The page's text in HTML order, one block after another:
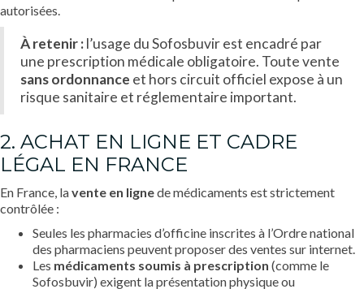
autorisées.
À retenir :l’usage du Sofosbuvir est encadré par
une prescription médicale obligatoire. Toute vente
sans ordonnance et hors circuit officiel expose à un
risque sanitaire et réglementaire important.
2. ACHAT EN LIGNE ET CADRE
LÉGAL EN FRANCE
En France, lavente en lignede médicaments est strictement
contrôlée :
Seules les pharmacies d’officine inscrites à l’Ordre national
des pharmaciens peuvent proposer des ventes sur internet.
Les médicaments soumis à prescription (comme le
Sofosbuvir) exigent la présentation physique ou